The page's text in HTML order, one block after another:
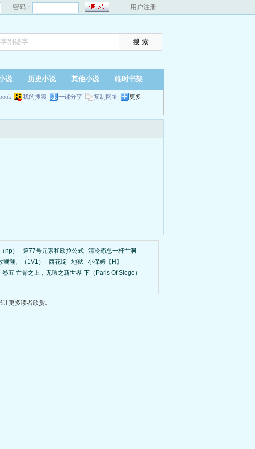
密码： 用户注册
说 历史小说 其他小说 临时书架
我的搜狐 一键分享 复制网址 更多
np） 第77号元素和欧拉公式
清冷霸总一杆艹洞
觊觎。（1V1） 西花绽 地狱
小保姆【H】
卷五 亡骨之上，无瑕之新世界-下（Paris Of Siege）
更多读者欣赏。